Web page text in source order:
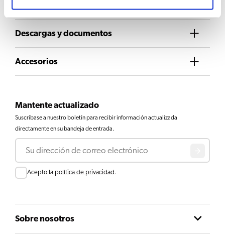
Descargas y documentos
Accesorios
Mantente actualizado
Suscríbase a nuestro boletín para recibir información actualizada
directamente en su bandeja de entrada.
Correo electrónico
Consentir
Acepto la política de privacidad .
Sobre nosotros